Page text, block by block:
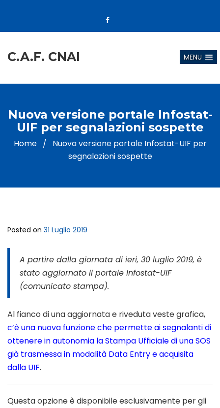
C.A.F. CNAI MENU
Nuova versione portale Infostat-
UIF per segnalazioni sospette
Home/ Nuova versione portale Infostat-UIF per
segnalazioni sospette
Posted on 31 Luglio 2019
A partire dalla giornata di ieri, 30 luglio 2019, è
stato aggiornato il portale Infostat-UIF
(comunicato stampa).
Al fianco di una aggiornata e riveduta veste grafica,
c’è una nuova funzione che permette ai segnalanti di
ottenere in autonomia la Stampa Ufficiale di una SOS
già trasmessa in modalità Data Entry e acquisita
dalla UIF.
Questa opzione è disponibile esclusivamente per gli